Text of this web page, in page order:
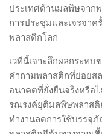
ประเทศด้านมลพิษจาก
การประชุมและเจรจาค
พลาสติกโลก
เวทีนี้เจาะลึกผลกระท
คำถามพลาสติกที่ย่อยส
อนาคตที่ยั่งยืนจริงหรือไ
รณรงค์ยุติมลพิษพลาสติ
ทำงานลดการใช้บรรจุ